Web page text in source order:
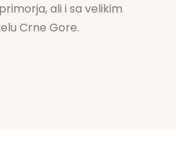
ali i sa velikim
Crne Gore.